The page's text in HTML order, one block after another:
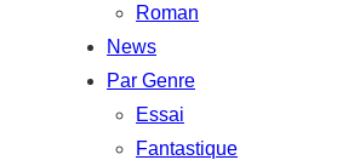
Roman
News
Par Genre
Essai
Fantastique